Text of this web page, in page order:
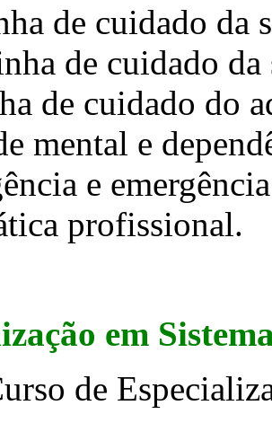
de cuidado da
de cuidado da
de cuidado do
mental e
e
profissional.
em
de